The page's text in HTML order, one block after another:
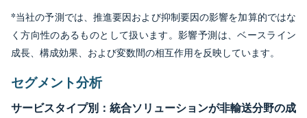
*当社の予測では、推進要因および抑制要因の影響を加算的ではな
く方向性のあるものとして扱います。影響予測は、ベースライン
成長、構成効果、および変数間の相互作用を反映しています。
セグメント分析
サービスタイプ別：統合ソリューションが非輸送分野の成